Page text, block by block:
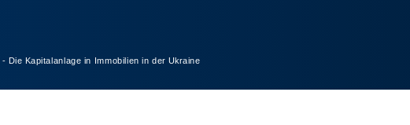
- Die Kapitalanlage in Immobilien in der Ukraine